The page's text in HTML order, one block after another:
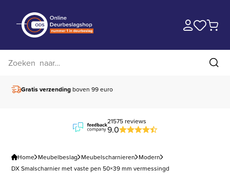
De nummer éénindeurbeslag
21575 reviews
9.0
Home Meubelbeslag Meubelscharnieren Modern
DX Smalscharnier met vaste pen 50×39 mm vermessingd